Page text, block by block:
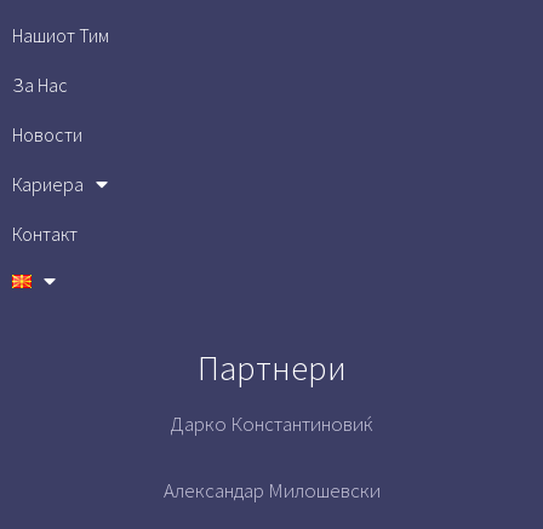
Нашиот Тим
За Нас
Новости
Кариера
Контакт
Партнери
Дарко Константиновиќ
Александар Милошевски